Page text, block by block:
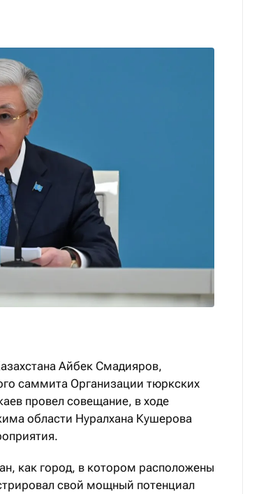
Айбек Смадияров,
саммита Организации тюркских
провел совещание, в ходе
области Нуралхана Кушерова
как город, в котором расположены
свой мощный потенциал